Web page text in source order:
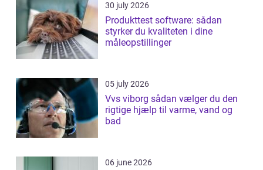
30 july 2026
Produkttest software: sådan
styrker du kvaliteten i dine
måleopstillinger
05 july 2026
Vvs viborg sådan vælger du den
rigtige hjælp til varme, vand og
bad
06 june 2026